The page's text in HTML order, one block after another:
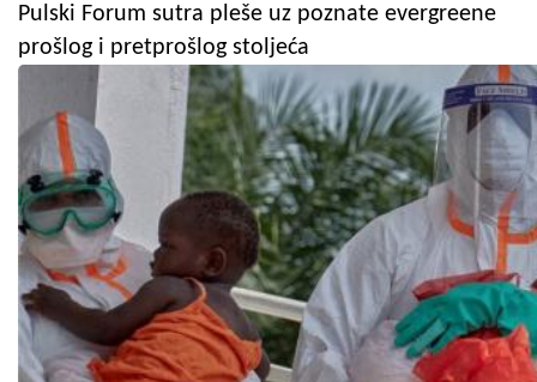
Pulski Forum sutra pleše uz poznate evergreene
prošlog i pretprošlog stoljeća